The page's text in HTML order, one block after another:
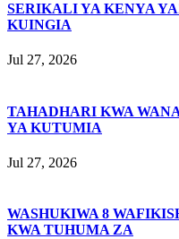
SERIKALI YA KENYA
KUINGIA
Jul 27, 2026
TAHADHARI KWA
YA KUTUMIA
Jul 27, 2026
WASHUKIWA 8
KWA TUHUMA ZA